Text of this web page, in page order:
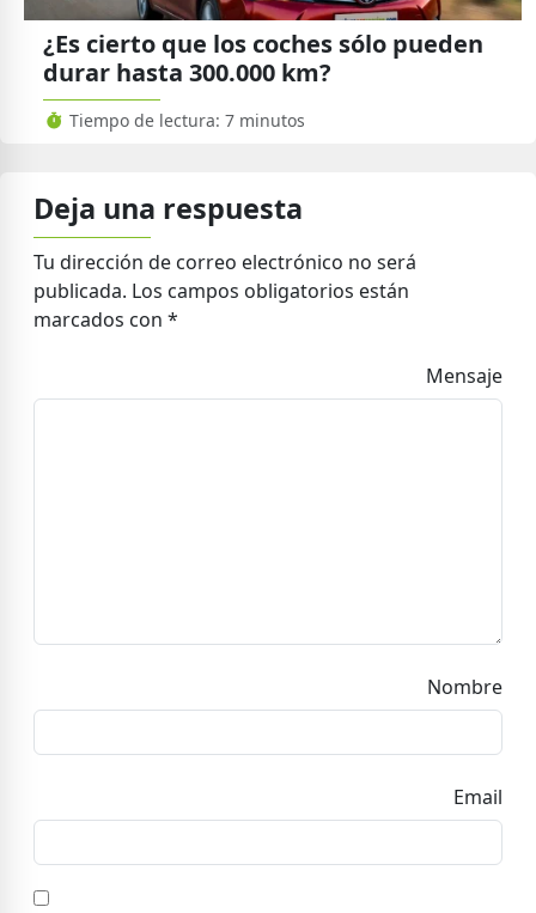
¿Es cierto que los coches sólo pueden
durar hasta 300.000 km?
Tiempo de lectura: 7 minutos
Deja una respuesta
Tu dirección de correo electrónico no será
publicada. Los campos obligatorios están
marcados con *
Mensaje
Nombre
Email